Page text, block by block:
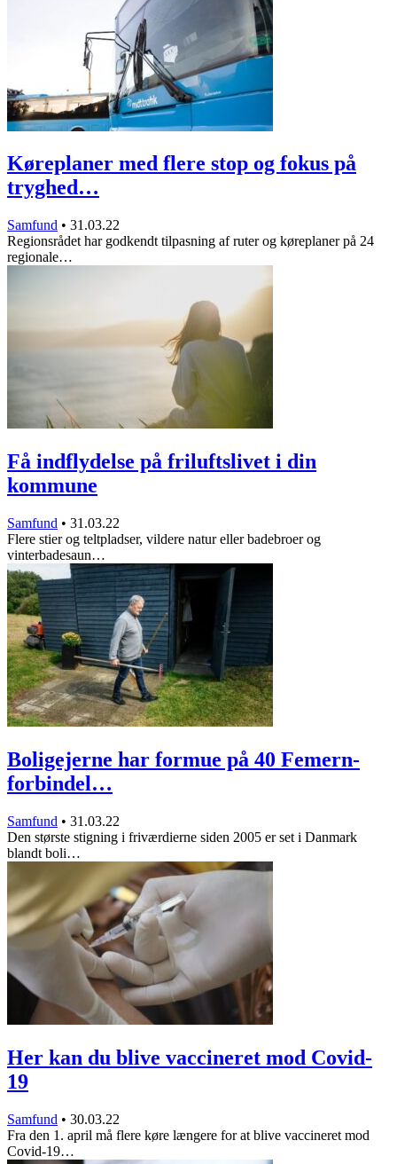
Køreplaner med flere stop og fokus på
tryghed…
Samfund • 31.03.22
Regionsrådet har godkendt tilpasning af ruter og køreplaner på 24
regionale…
Få indflydelse på friluftslivet i din
kommune
Samfund • 31.03.22
Flere stier og teltpladser, vildere natur eller badebroer og
vinterbadesaun…
Boligejerne har formue på 40 Femern-
forbindel…
Samfund • 31.03.22
Den største stigning i friværdierne siden 2005 er set i Danmark
blandt boli…
Her kan du blive vaccineret mod Covid-
19
Samfund • 30.03.22
Fra den 1. april må flere køre længere for at blive vaccineret mod
Covid-19…